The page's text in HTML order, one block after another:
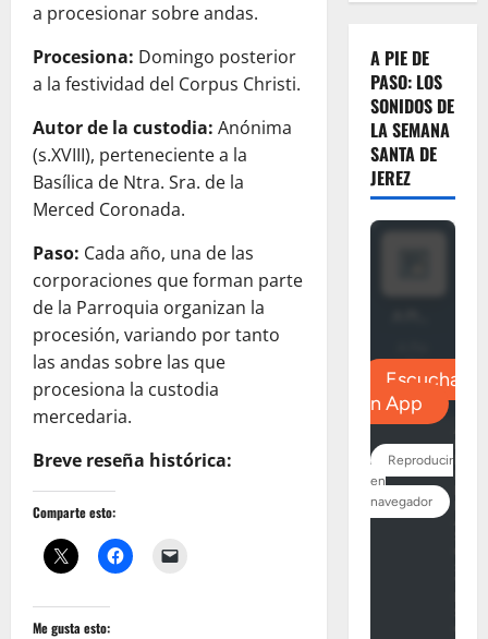
a procesionar sobre andas.
Procesiona: Domingo posterior
a la festividad del Corpus Christi.
Autor de la custodia: Anónima
(s.XVIII), perteneciente a la
Basílica de Ntra. Sra. de la
Merced Coronada.
Paso: Cada año, una de las
corporaciones que forman parte
de la Parroquia organizan la
procesión, variando por tanto
las andas sobre las que
procesiona la custodia
mercedaria.
Breve reseña histórica:
Comparte esto:
Me gusta esto:
A PIE DE
PASO: LOS
SONIDOS DE
LA SEMANA
SANTA DE
JEREZ